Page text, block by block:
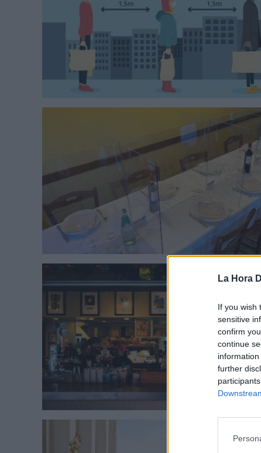
La Hora
If you wish
sensitive
confirm
continue
further